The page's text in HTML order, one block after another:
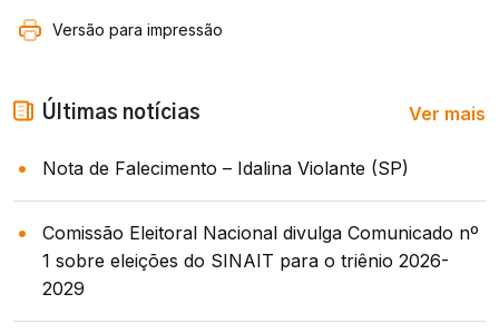
Versão para impressão
Últimas notícias Ver mais
Nota de Falecimento – Idalina Violante (SP)
Comissão Eleitoral Nacional divulga Comunicado nº
1 sobre eleições do SINAIT para o triênio 2026-
2029